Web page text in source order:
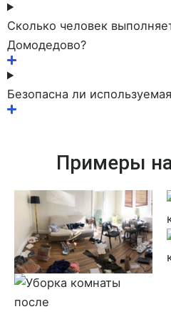
Сколько человек
Домодедово?
Безопасна ли
Примеры